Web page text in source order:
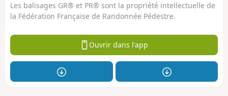
Les balisages GR® et PR® sont la propriété intellectuelle de
la Fédération Française de Randonnée Pédestre.
Ouvrir dans l'app